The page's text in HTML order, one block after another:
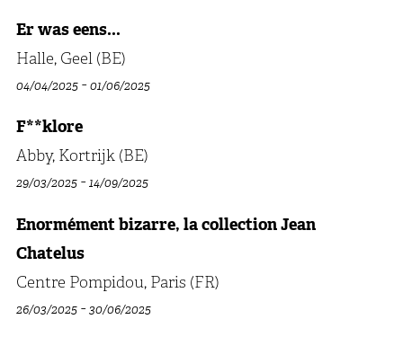
Er was eens...
Halle, Geel (BE)
04/04/2025-01/06/2025
F**klore
Abby, Kortrijk (BE)
29/03/2025-14/09/2025
Enormément bizarre, la collection Jean
Chatelus
Centre Pompidou, Paris (FR)
26/03/2025-30/06/2025